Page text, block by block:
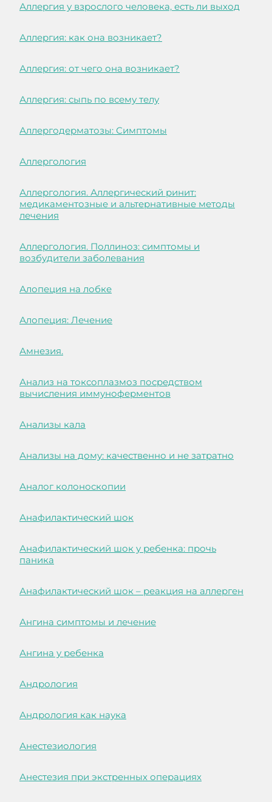
Аллергия у взрослого человека, есть ли выход
Аллергия: как она возникает?
Аллергия: от чего она возникает?
Аллергия: сыпь по всему телу
Аллергодерматозы: Симптомы
Аллергология
Аллергология. Аллергический ринит:
медикаментозные и альтернативные методы
лечения
Аллергология. Поллиноз: симптомы и
возбудители заболевания
Алопеция на лобке
Алопеция: Лечение
Амнезия.
Анализ на токсоплазмоз посредством
вычисления иммуноферментов
Анализы кала
Анализы на дому: качественно и не затратно
Аналог колоноскопии
Анафилактический шок
Анафилактический шок у ребенка: прочь
паника
Анафилактический шок – реакция на аллерген
Ангина симптомы и лечение
Ангина у ребенка
Андрология
Андрология как наука
Анестезиология
Анестезия при экстренных операциях